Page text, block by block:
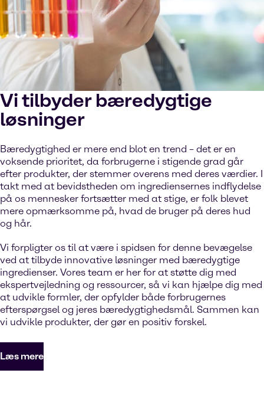
Vi tilbyder bæredygtige
løsninger
Bæredygtighed er mere end blot en trend – det er en
voksende prioritet, da forbrugerne i stigende grad går
efter produkter, der stemmer overens med deres værdier. I
takt med at bevidstheden om ingrediensernes indflydelse
på os mennesker fortsætter med at stige, er folk blevet
mere opmærksomme på, hvad de bruger på deres hud
og hår.
Vi forpligter os til at være i spidsen for denne bevægelse
ved at tilbyde innovative løsninger med bæredygtige
ingredienser. Vores team er her for at støtte dig med
ekspertvejledning og ressourcer, så vi kan hjælpe dig med
at udvikle formler, der opfylder både forbrugernes
efterspørgsel og jeres bæredygtighedsmål. Sammen kan
vi udvikle produkter, der gør en positiv forskel.
Læs mere